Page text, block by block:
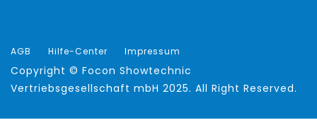
AGB Hilfe-Center Impressum
Copyright © Focon Showtechnic
Vertriebsgesellschaft mbH 2025. All Right Reserved.